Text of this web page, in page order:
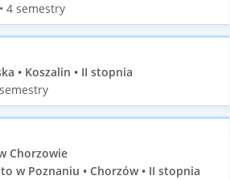
4 semestry
• Koszalin • II stopnia
Chorzowie
w Poznaniu • Chorzów • II stopnia